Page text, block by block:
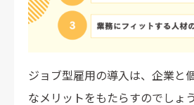
ジョブ型雇用の導入は、企業と
なメリットをもたらすのでしょ